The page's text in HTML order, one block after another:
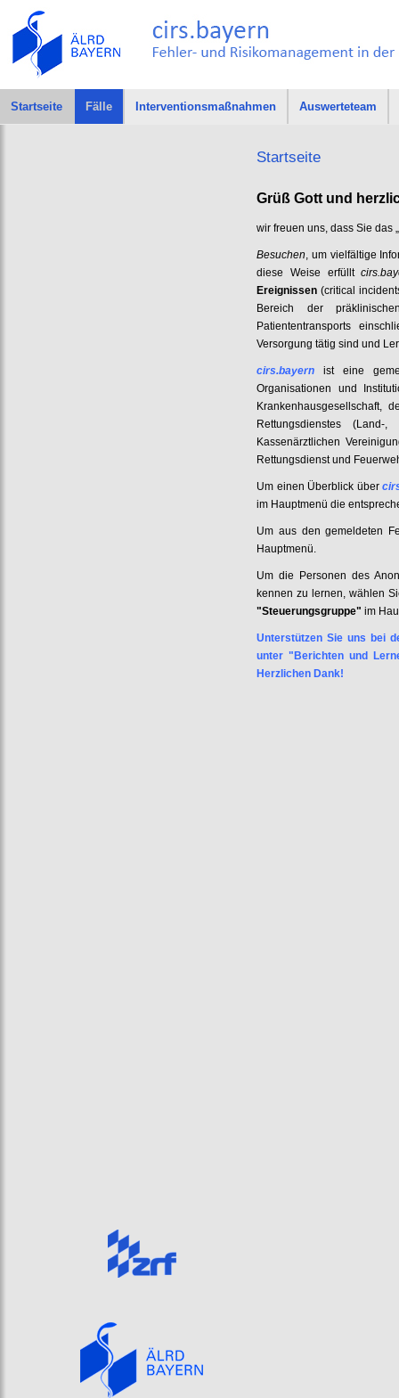
Startseite Fälle Interventionsmaßnahmen Auswerteteam
Startseite
Grüß Gott und
wir freuen uns, dass Sie das
Besuchen, um vielfältige
diese Weise erfüllt
Ereignissen (critical
Bereich der
Patiententransports
Versorgung tätig sind und
cirs.bayern ist eine
Organisationen und
Krankenhausgesellschaft,
Rettungsdienstes
Kassenärztlichen
Rettungsdienst und
Um einen Überblick über
im Hauptmenü die
Um aus den gemeldeten
Hauptmenü.
Um die Personen des
kennen zu lernen, wählen
"Steuerungsgruppe" im
Unterstützen Sie uns bei
unter "Berichten und
Herzlichen Dank!